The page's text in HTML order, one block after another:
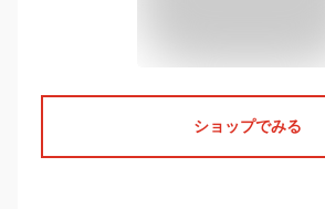
ショップでみる